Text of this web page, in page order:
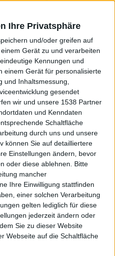
Ihre Privatsphäre
und/oder greifen auf
Gerät zu und verarbeiten
Kennungen und
einem Gerät für personalisierte
und Inhaltsmessung,
gesendet
wir und unsere 1538 Partner
und Kenndaten
Schaltfläche
durch uns und unsere
können Sie auf detailliertere
Einstellungen ändern, bevor
oder diese ablehnen. Bitte
mancher
Ihre Einwilligung stattfinden
einer solchen Verarbeitung
gelten lediglich für diese
jederzeit ändern oder
Sie zu dieser Website
Webseite auf die Schaltfläche